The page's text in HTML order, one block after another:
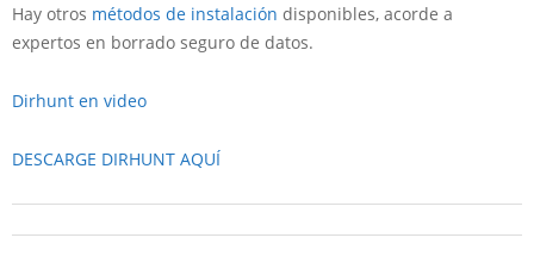
Hay otros métodos de instalación disponibles, acorde a
expertos en borrado seguro de datos.
Dirhunt en video
DESCARGE DIRHUNT AQUÍ